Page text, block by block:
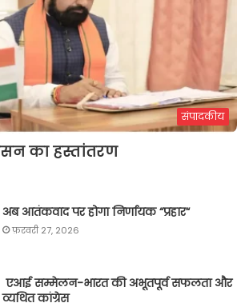
संपादकीय
का हस्तांतरण
अब आतंकवाद पर होगा निर्णायक “प्रहार“
फ़रवरी 27, 2026
एआई सम्मेलन-भारत की अभूतपूर्व सफलता और
व्यथित कांग्रेस